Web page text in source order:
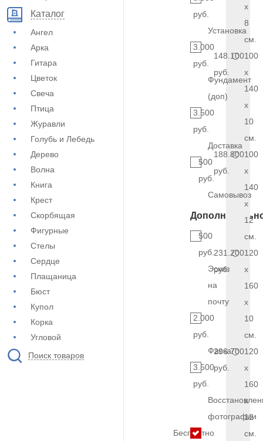
Каталог
Ангел
Арка
Гитара
Цветок
Свеча
Птица
Журавли
Голубь и Лебедь
Дерево
Волна
Книга
Крест
Скорбящая
Фигурные
Стелы
Сердце
Плащаница
Бюст
Купол
Корка
Угловой
Поиск товаров
руб.
Установка
3.000
руб.
Фундамент
(доп)
3.500
руб.
Доставка
500
руб.
Самовывоз
500
руб.
Эскиз
на
почту
2.000
руб.
Фаска
3.500
руб.
фотографии
Бесплатно
x
8
см.
148.100
руб.
100
x
140
x
10
см.
188.800
руб.
100
x
140
x
12
см.
231.200
руб.
120
x
160
x
10
см.
296.700
руб.
120
x
160
x
12
см.